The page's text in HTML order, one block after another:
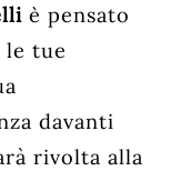
è pensato
tue
davanti
rivolta alla